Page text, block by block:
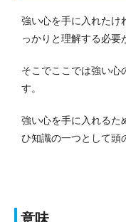
強い心を手に入れたけ
っかりと理解する必要
そこでここでは強い心
す。
強い心を手に入れるた
ひ知識の一つとして頭
意味